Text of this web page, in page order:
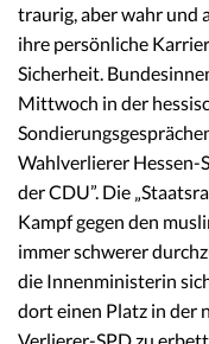
traurig, aber wahr und
ihre persönliche
Sicherheit.
Mittwoch in der
Wahlverlierer Hessen-
der CDU”. Die
Kampf gegen den
immer schwerer
die Innenministerin
dort einen Platz in der